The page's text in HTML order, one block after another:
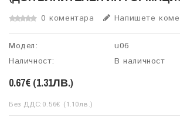
0 коментара Напишете
Модел:
u06
Наличност:
В наличност
0.67€ (1.31ЛВ.)
Без ДДС:0.56€ (1.10лв.)